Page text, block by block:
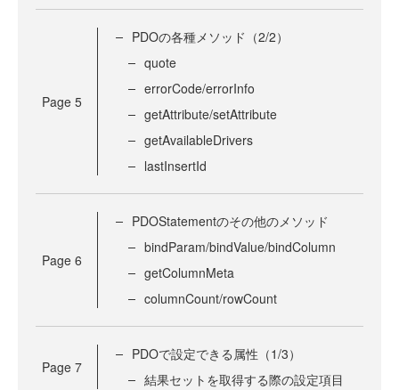
Page 5
PDOの各種メソッド（2/2）
quote
errorCode/errorInfo
getAttribute/setAttribute
getAvailableDrivers
lastInsertId
Page 6
PDOStatementのその他のメソッド
bindParam/bindValue/bindColumn
getColumnMeta
columnCount/rowCount
Page 7
PDOで設定できる属性（1/3）
結果セットを取得する際の設定項目